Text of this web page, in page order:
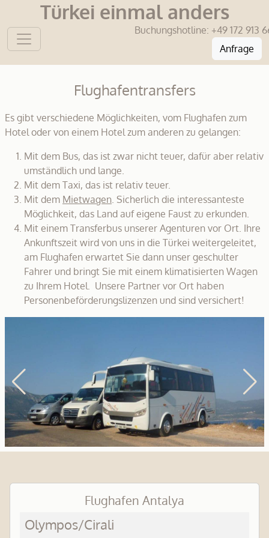
Türkei einmal anders
Buchungshotline: +49 172 913
Anfrage
Flughafen Antalya
Olympos/Cirali
Flughafentransfers
Es gibt verschiedene Möglichkeiten, vom Flughafen zum
Hotel oder von einem Hotel zum anderen zu gelangen:
Mit dem Bus, das ist zwar nicht teuer, dafür aber relativ
umständlich und lange.
Mit dem Taxi, das ist relativ teuer.
Mit dem Mietwagen. Sicherlich die interessanteste
Möglichkeit, das Land auf eigene Faust zu erkunden.
Mit einem Transferbus unserer Agenturen vor Ort. Ihre
Ankunftszeit wird von uns in die Türkei weitergeleitet,
am Flughafen erwartet Sie dann unser geschulter
Fahrer und bringt Sie mit einem klimatisierten Wagen
zu Ihrem Hotel. Unsere Partner vor Ort haben
Personenbeförderungslizenzen und sind versichert!